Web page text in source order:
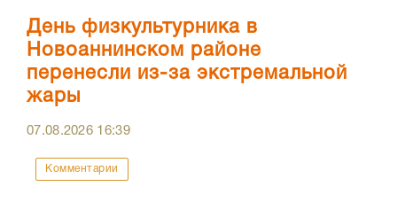
День физкультурника в
Новоаннинском районе
перенесли из-за экстремальной
жары
07.08.2026 16:39
Комментарии